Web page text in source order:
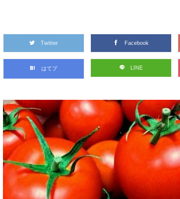
Twitter Facebook
はてブ LINE